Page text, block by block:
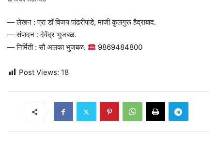
— लेखन : प्रा डॉ विजय पांढरीपांडे, माजी कुलगुरू हैद्राबाद.
— संपादन : देवेंद्र भुजबळ.
— निर्मिती : सौ अलका भुजबळ.
9869484800
Post Views: 18